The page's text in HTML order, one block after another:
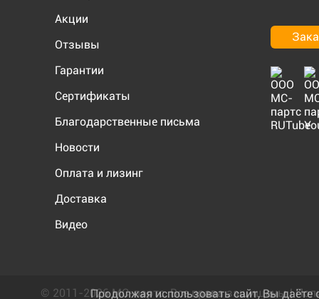
Акции
Отзывы
Гарантии
Сертификаты
Благодарственные письма
Новости
Оплата и лизинг
Доставка
Видео
© 2011-2026 МС-партс. Все права защищены |
Продолжая использовать сайт, Вы даёте